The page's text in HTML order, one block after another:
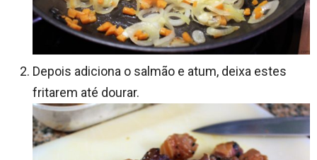
Depois adiciona o salmão e atum, deixa estes
fritarem até dourar.